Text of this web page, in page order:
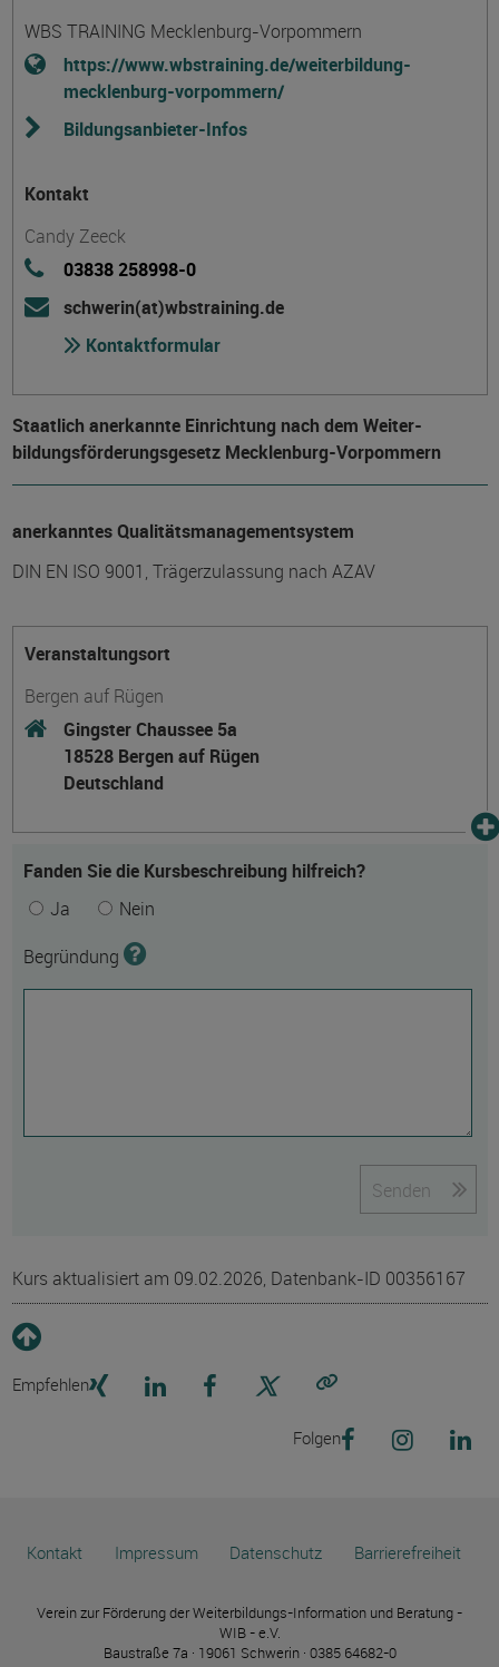
WBS TRAINING Mecklenburg-Vorpommern
https://www.wbstraining.de/weiterbildung-
mecklenburg-vorpommern/
Bildungsanbieter-Infos
Kontakt
Candy Zeeck
03838 258998-0
schwerin(at)wbstraining.de
Kontaktformular
Staatlich anerkannte Einrichtung nach dem Weiter­
bildungs­förderungs­gesetz Mecklenburg-Vorpommern
anerkanntes Qualitätsmanagementsystem
DIN EN ISO 9001, Trägerzulassung nach AZAV
Veranstaltungsort
Bergen auf Rügen
Gingster Chaussee 5a
18528 Bergen auf Rügen
Deutschland
Fanden Sie die Kursbeschreibung hilfreich?
Ja
Nein
Begründung
Senden
Kurs aktualisiert am 09.02.2026, Datenbank-ID 00356167
Empfehlen
Folgen
Kontakt Impressum Datenschutz Barrierefreiheit
Verein zur Förderung der Weiterbildungs-Information und Beratung -
WIB - e.V.
Baustraße 7a · 19061 Schwerin · 0385 64682-0